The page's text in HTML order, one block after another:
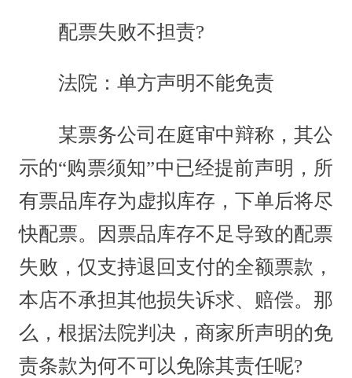
配票失败不担责?
法院：单方声明不能免责
某票务公司在庭审中辩称，其公
示的“购票须知”中已经提前声明，所
有票品库存为虚拟库存，下单后将尽
快配票。因票品库存不足导致的配票
失败，仅支持退回支付的全额票款，
本店不承担其他损失诉求、赔偿。那
么，根据法院判决，商家所声明的免
责条款为何不可以免除其责任呢?